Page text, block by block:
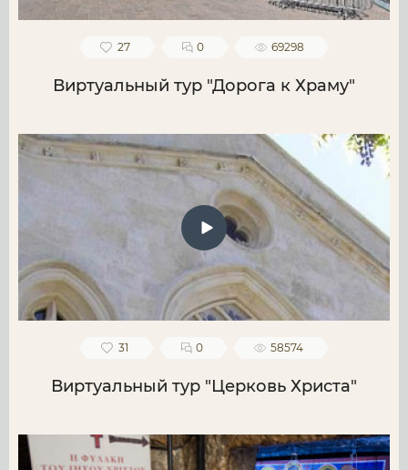
27 0 69298
Виртуальный тур "Дорога к Храму"
31 0 58574
Виртуальный тур "Церковь Христа"